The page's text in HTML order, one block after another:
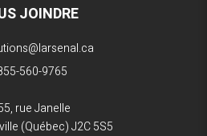
JOINDRE
560-9765
rue Janelle
(Québec)J2C 5S5